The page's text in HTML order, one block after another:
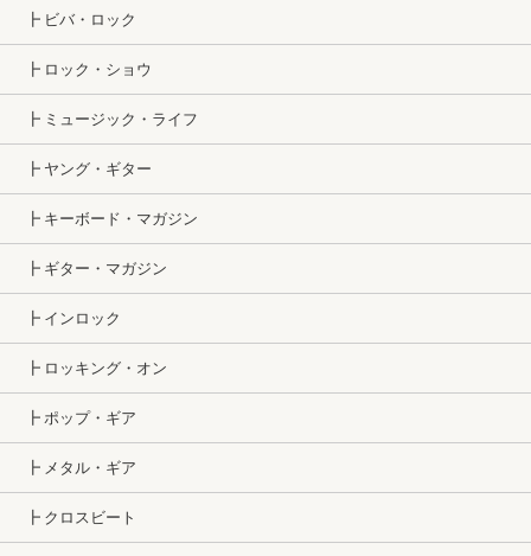
┣ ビバ・ロック
┣ ロック・ショウ
┣ ミュージック・ライフ
┣ ヤング・ギター
┣ キーボード・マガジン
┣ ギター・マガジン
┣ インロック
┣ ロッキング・オン
┣ ポップ・ギア
┣ メタル・ギア
┣ クロスビート